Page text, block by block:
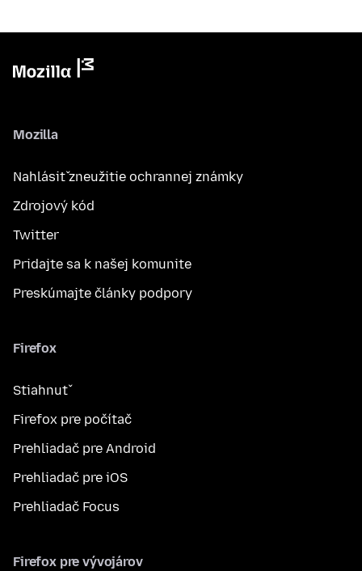
Mozilla
Nahlásiť zneužitie ochrannej známky
Zdrojový kód
Twitter
Pridajte sa k našej komunite
Preskúmajte články podpory
Firefox
Stiahnuť
Firefox pre počítač
Prehliadač pre Android
Prehliadač pre iOS
Prehliadač Focus
Firefox pre vývojárov